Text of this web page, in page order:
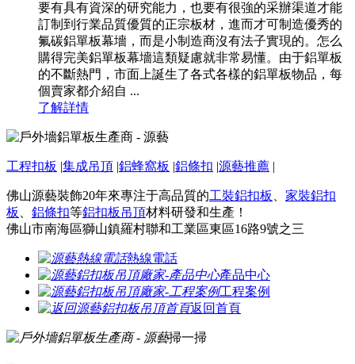
要有具有資深的研究能力，也要有很強的采辦渠道才能
訂制到行業品質優質的正宗板材，進而才可制造優秀的
氟碳鋁單板幕墻，而是小制造商沒有法子實現的。怎么
購得完美鋁單板幕墻這類疑慮就非常易懂。由于鋁單板
的不斷熱門，市面上誕生了各式各樣的鋁單板物品，每
個賣家都介紹自 ...
了解詳情
工程扣板 |集成吊頂 |鋁蜂窩板 |鋁條扣 |源藝推薦 |
佛山源藝裝飾20年來專注于高品質的工裝鋁扣板
家裝鋁扣
板
鋁條扣等鋁扣板吊頂材料研發和生產！
佛山市南海區獅山鎮羅村聯和工業區東區16路9號之三
熱線電話
產品中心
工程案例
返回首頁
掃一掃